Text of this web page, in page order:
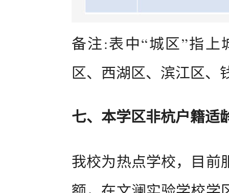
备注:表中“城区”指
区、西湖区、滨江区、
七、本学区非杭户籍适
我校为热点学校，目前